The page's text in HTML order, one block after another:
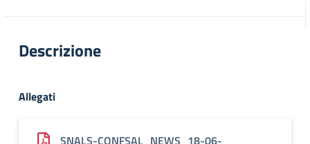
Descrizione
Allegati
SNALS-CONFSAL_NEWS_18-06-